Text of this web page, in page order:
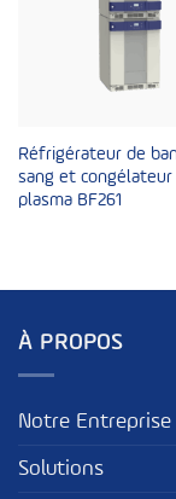
Réfrigérateur de
sang et congélateur
plasma BF261
À PROPOS
Notre Entreprise
Solutions